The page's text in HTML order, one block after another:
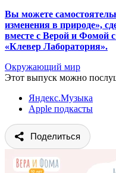
Вы можете
изменения в природе»,
вместе с Верой и Фомой
«Клевер Лаборатория».
Окружающий мир
Этот выпуск можно
Яндекс.Музыка
Apple подкасты
Поделиться